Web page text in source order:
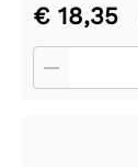
€ 18,35